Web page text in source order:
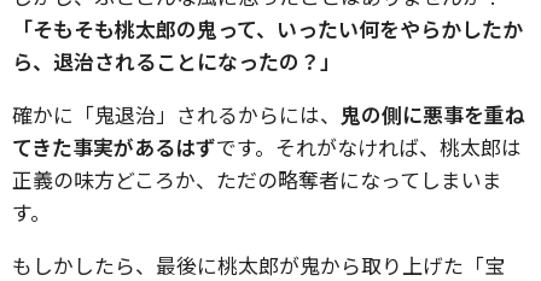
「そもそも桃太郎の鬼って、いったい何をやらかしたか
ら、退治されることになったの？」
確かに「鬼退治」されるからには、 鬼の側に悪事を重ね
てきた事実があるはずです。それがなければ、桃太郎は
正義の味方どころか、ただの略奪者になってしまいま
す。
もしかしたら、最後に桃太郎が鬼から取り上げた「宝